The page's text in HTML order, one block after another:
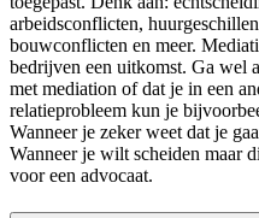
arbeidsconflicten,
bouwconflicten en meer.
bedrijven een uitkomst. Ga wel
met mediation of dat je in een
relatieprobleem kun je
Wanneer je zeker weet dat je
Wanneer je wilt scheiden maar
voor een advocaat.